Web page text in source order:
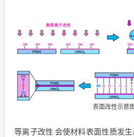
表面改性示意图
等离子改性 会使材料表面性质发